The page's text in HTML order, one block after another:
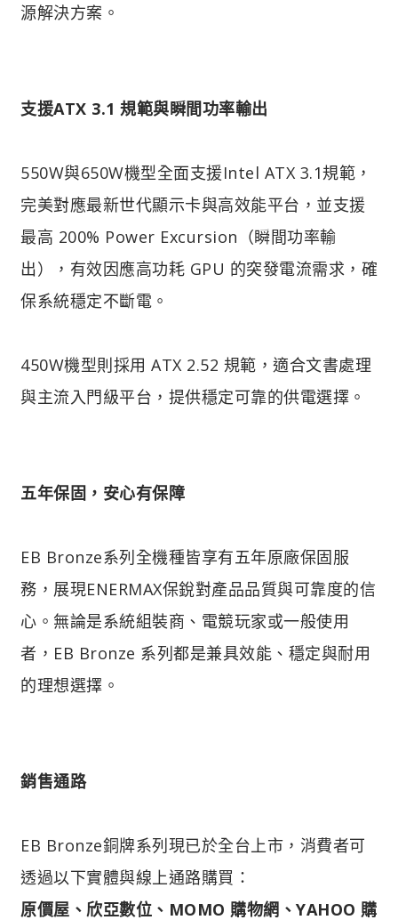
源解決方案。
支援ATX 3.1 規範與瞬間功率輸出
550W與650W機型全面支援Intel ATX 3.1規範，
完美對應最新世代顯示卡與高效能平台，並支援
最高 200% Power Excursion（瞬間功率輸
出），有效因應高功耗 GPU 的突發電流需求，確
保系統穩定不斷電。
450W機型則採用 ATX 2.52 規範，適合文書處理
與主流入門級平台，提供穩定可靠的供電選擇。
五年保固，安心有保障
EB Bronze系列全機種皆享有五年原廠保固服
務，展現ENERMAX保銳對產品品質與可靠度的信
心。無論是系統組裝商、電競玩家或一般使用
者，EB Bronze 系列都是兼具效能、穩定與耐用
的理想選擇。
銷售通路
EB Bronze銅牌系列現已於全台上市，消費者可
透過以下實體與線上通路購買：
原價屋、欣亞數位、MOMO 購物網、YAHOO 購